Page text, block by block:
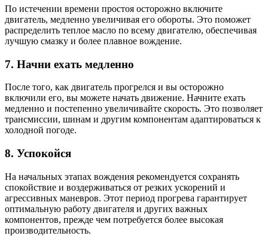
По истечении времени простоя осторожно включите
двигатель, медленно увеличивая его обороты. Это поможет
распределить теплое масло по всему двигателю, обеспечивая
лучшую смазку и более плавное вождение.
7. Начни ехать медленно
После того, как двигатель прогрелся и вы осторожно
включили его, вы можете начать движение. Начните ехать
медленно и постепенно увеличивайте скорость. Это позволяет
трансмиссии, шинам и другим компонентам адаптироваться к
холодной погоде.
8. Успокойся
На начальных этапах вождения рекомендуется сохранять
спокойствие и воздерживаться от резких ускорений и
агрессивных маневров. Этот период прогрева гарантирует
оптимальную работу двигателя и других важных
компонентов, прежде чем потребуется более высокая
производительность.